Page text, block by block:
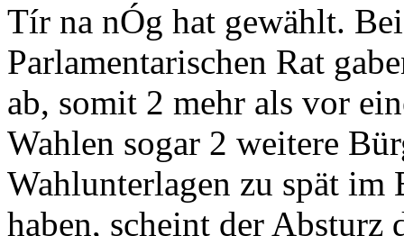
Tír na nÓg hat gewählt.
Parlamentarischen Rat
ab, somit 2 mehr als vor
Wahlen sogar 2 weitere
Wahlunterlagen zu spät im
haben, scheint der